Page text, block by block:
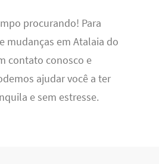
procurando! Para
mudanças em Atalaia do
contato conosco e
ajudar você a ter
e sem estresse.